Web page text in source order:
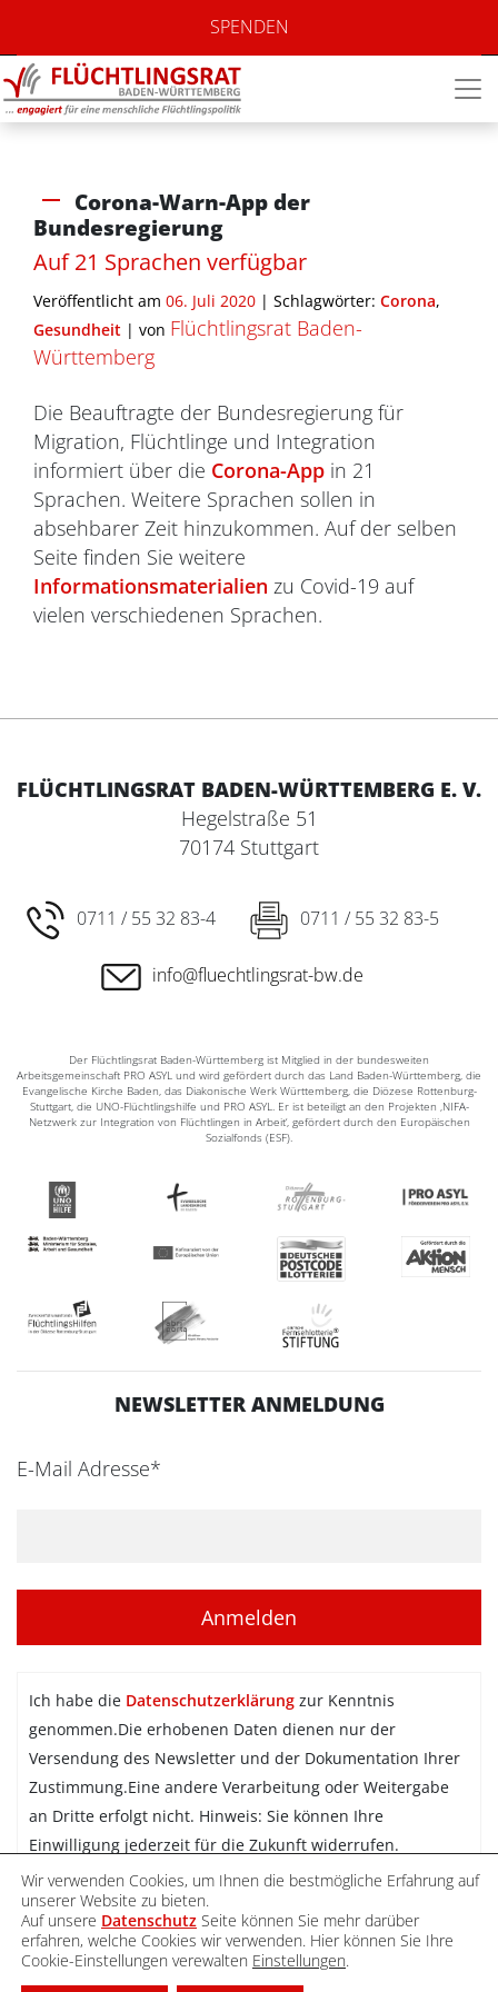
SPENDEN
Corona-Warn-App der
Bundesregierung
Auf 21 Sprachen verfügbar
Veröffentlicht am 06. Juli 2020 | Schlagwörter: Corona,
Gesundheit | von Flüchtlingsrat Baden-
Württemberg
Die Beauftragte der Bundesregierung für
Migration, Flüchtlinge und Integration
informiert über die Corona-App in 21
Sprachen. Weitere Sprachen sollen in
absehbarer Zeit hinzukommen. Auf der selben
Seite finden Sie weitere
Informationsmaterialien zu Covid-19 auf
vielen verschiedenen Sprachen.
FLÜCHTLINGSRAT BADEN-WÜRTTEMBERG E. V.
Hegelstraße 51
70174 Stuttgart
0711 / 55 32 83-4 0711 / 55 32 83-5
info@fluechtlingsrat-bw.de
Der Flüchtlingsrat Baden-Württemberg ist Mitglied in der bundesweiten
Arbeitsgemeinschaft PRO ASYL und wird gefördert durch das Land Baden-Württemberg, die
Evangelische Kirche Baden, das Diakonische Werk Württemberg, die Diözese Rottenburg-
Stuttgart, die UNO-Flüchtlingshilfe und PRO ASYL. Er ist beteiligt an den Projekten ‚NIFA-
Netzwerk zur Integration von Flüchtlingen in Arbeit‘, gefördert durch den Europäischen
Sozialfonds (ESF).
NEWSLETTER ANMELDUNG
E-Mail Adresse*
Ich habe die Datenschutzerklärung zur Kenntnis
genommen.Die erhobenen Daten dienen nur der
Versendung des Newsletter und der Dokumentation Ihrer
Zustimmung.Eine andere Verarbeitung oder Weitergabe
an Dritte erfolgt nicht. Hinweis: Sie können Ihre
Einwilligung jederzeit für die Zukunft widerrufen.
Newsletter abonnieren
Wir verwenden Cookies, um Ihnen die bestmögliche Erfahrung auf
unserer Website zu bieten.
Auf unsere Datenschutz Seite können Sie mehr darüber
erfahren, welche Cookies wir verwenden. Hier können Sie Ihre
Cookie-Einstellungen verewalten Einstellungen.